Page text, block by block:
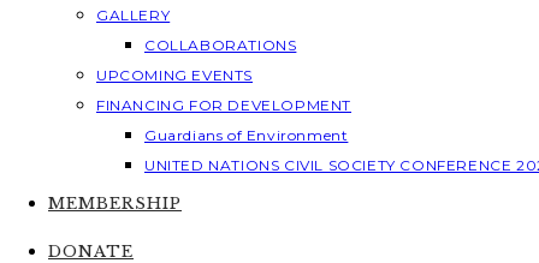
GALLERY
COLLABORATIONS
UPCOMING EVENTS
FINANCING FOR DEVELOPMENT
Guardians of Environment
UNITED NATIONS CIVIL SOCIETY CONFERENCE
MEMBERSHIP
DONATE